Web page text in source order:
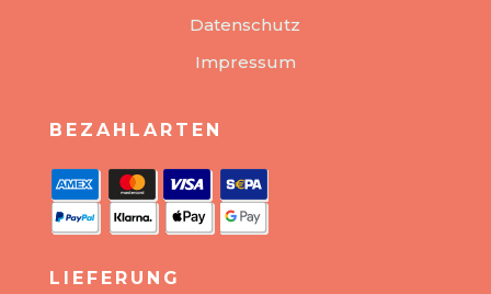
Datenschutz
Impressum
BEZAHLARTEN
LIEFERUNG